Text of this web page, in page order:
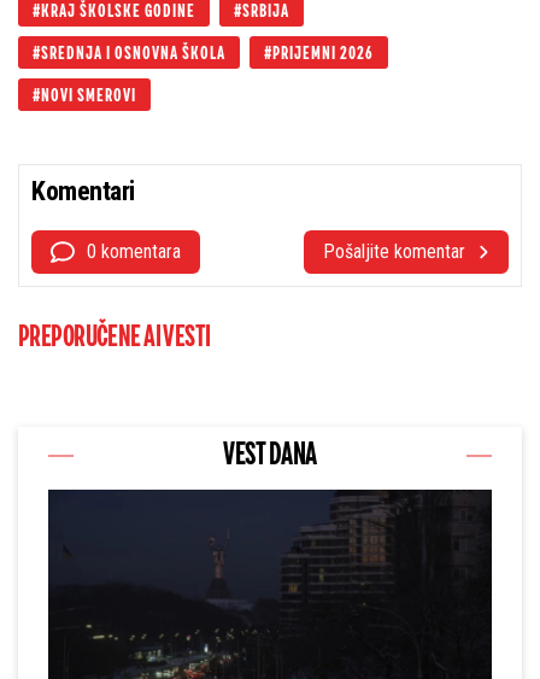
KRAJ ŠKOLSKE GODINE SRBIJA
SREDNJA I OSNOVNA ŠKOLA PRIJEMNI 2026
NOVI SMEROVI
Komentari
0 komentara Pošaljite komentar
PREPORUČENE AI VESTI
VEST DANA